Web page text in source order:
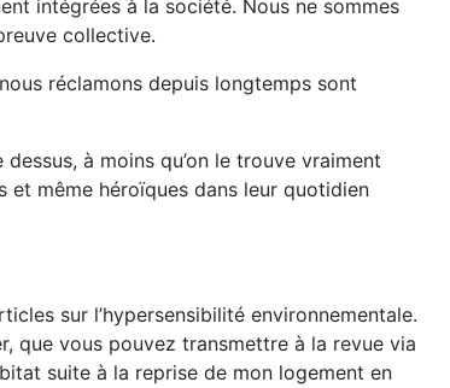
intégrées à la société. Nous ne sommes
collective.
réclamons depuis longtemps sont
à moins qu’on le trouve vraiment
et même héroïques dans leur quotidien
sur l’hypersensibilité environnementale.
que vous pouvez transmettre à la revue via
suite à la reprise de mon logement en